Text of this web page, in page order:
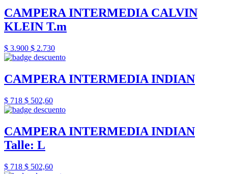
CAMPERA INTERMEDIA CALVIN
KLEIN T.m
$ 3.900 $ 2.730
CAMPERA INTERMEDIA INDIAN
$ 718 $ 502,60
CAMPERA INTERMEDIA INDIAN
Talle: L
$ 718 $ 502,60